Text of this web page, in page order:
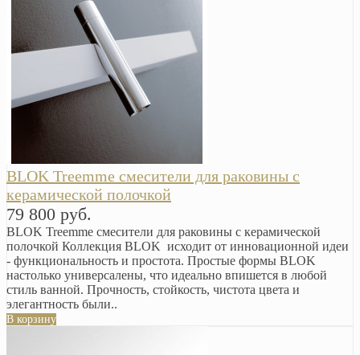
BLOK Treemme смесители для раковины с
керамической полочкой
79 800 руб.
BLOK Treemme смесители для раковины с керамической
полочкой Коллекция BLOK исходит от инновационной идеи
- функциональность и простота. Простые формы BLOK
настолько универсалены, что идеально впишется в любой
стиль ванной. Прочность, стойкость, чистота цвета и
элегантность были..
В корзину